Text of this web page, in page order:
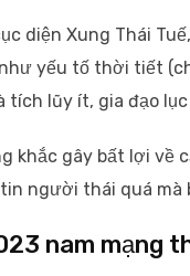
diện Xung Thái
yếu tố thời tiết
tích lũy ít, gia đạo
khắc gây bất lợi về
người thái quá
nam mạng